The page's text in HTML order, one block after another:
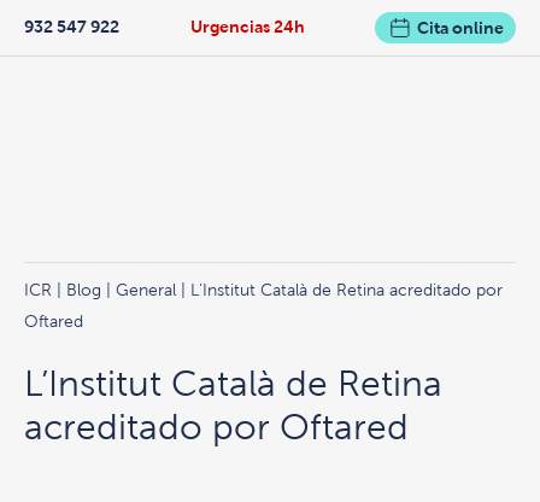
Urgencias 24h
932 547 922 Cita online
ICR Blog General | L’Institut Català de Retina acreditado por
Oftared
L’Institut Català de Retina
acreditado por Oftared